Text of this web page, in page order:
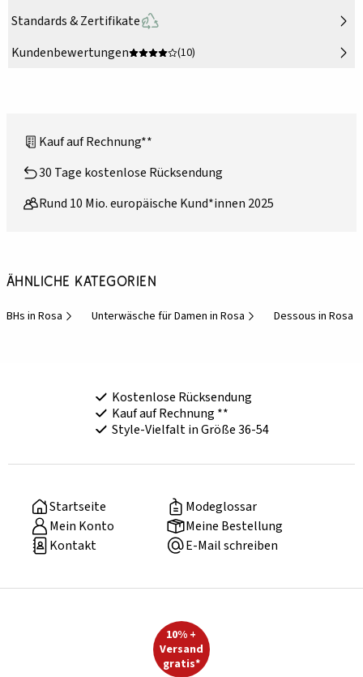
Standards & Zertifikate
Kundenbewertungen
(10)
Kauf auf Rechnung**
30 Tage kostenlose Rücksendung
Rund 10 Mio. europäische Kund*innen 2025
Ähnliche Kategorien
BHs in Rosa Unterwäsche für Damen in Rosa Dessous in Rosa
Kostenlose Rücksendung
Kauf auf Rechnung **
Style-Vielfalt in Größe 36-54
Startseite
Modeglossar
Mein Konto
Meine Bestellung
Kontakt
E-Mail schreiben
10% +
Versand
gratis*